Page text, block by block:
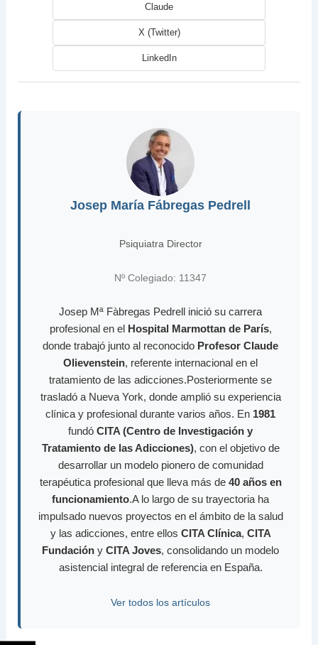
Claude
X (Twitter)
LinkedIn
Josep María Fábregas Pedrell
Psiquiatra Director
Nº Colegiado: 11347
Josep Mª Fàbregas Pedrell inició su carrera
profesional en el Hospital Marmottan de París,
donde trabajó junto al reconocido Profesor Claude
Olievenstein, referente internacional en el
tratamiento de las adicciones.Posteriormente se
trasladó a Nueva York, donde amplió su experiencia
clínica y profesional durante varios años. En 1981
fundó CITA (Centro de Investigación y
Tratamiento de las Adicciones), con el objetivo de
desarrollar un modelo pionero de comunidad
terapéutica profesional que lleva más de 40 años en
funcionamiento.A lo largo de su trayectoria ha
impulsado nuevos proyectos en el ámbito de la salud
y las adicciones, entre ellos CITA Clínica, CITA
Fundación y CITA Joves, consolidando un modelo
asistencial integral de referencia en España.
Ver todos los artículos